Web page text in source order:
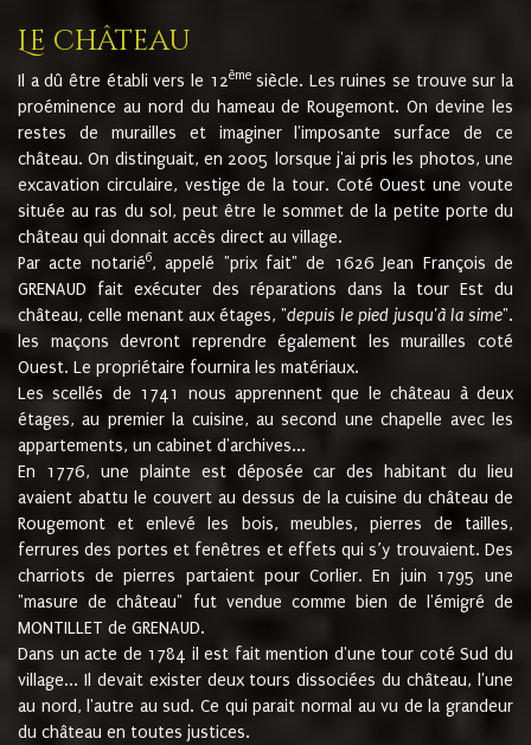
Le château
Il a dû être établi vers le 12èmesiècle. Les ruines se trouve sur la
proéminence au nord du hameau de Rougemont. On devine les
restes de murailles et imaginer l'imposante surface de ce
château. On distinguait, en 2005 lorsque j'ai pris les photos, une
excavation circulaire, vestige de la tour. Coté Ouest une voute
située au ras du sol, peut être le sommet de la petite porte du
château qui donnait accès direct au village.
Par acte notarié6, appelé "prix fait" de 1626 Jean François de
GRENAUD fait exécuter des réparations dans la tour Est du
château, celle menant aux étages, "depuis le pied jusqu'à la sime".
les maçons devront reprendre également les murailles coté
Ouest. Le propriétaire fournira les matériaux.
Les scellés de 1741 nous apprennent que le château à deux
étages, au premier la cuisine, au second une chapelle avec les
appartements, un cabinet d'archives...
En 1776, une plainte est déposée car des habitant du lieu
avaient abattu le couvert au dessus de la cuisine du château de
Rougemont et enlevé les bois, meubles, pierres de tailles,
ferrures des portes et fenêtres et effets qui s’y trouvaient. Des
charriots de pierres partaient pour Corlier. En juin 1795 une
"masure de château" fut vendue comme bien de l'émigré de
MONTILLET de GRENAUD.
Dans un acte de 1784 il est fait mention d'une tour coté Sud du
village... Il devait exister deux tours dissociées du château, l'une
au nord, l'autre au sud. Ce qui parait normal au vu de la grandeur
du château en toutes justices.